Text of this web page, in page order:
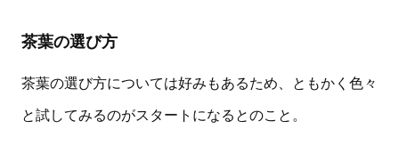
茶葉の選び方
茶葉の選び方については好みもあるため、ともかく色々
と試してみるのがスタートになるとのこと。